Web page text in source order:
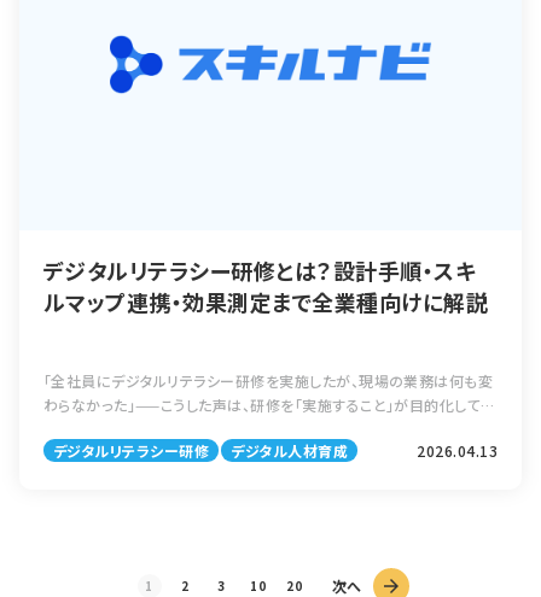
デジタルリテラシー研修とは？設計手順・スキ
ルマップ連携・効果測定まで全業種向けに解説
「全社員にデジタルリテラシー研修を実施したが、現場の業務は何も変
わらなかった」——こうした声は、研修を「実施すること」が目的化してし
揮するかどうかは、研修の […]
デジタルリテラシー研修 デジタル人材育成 2026.04.13
1 2 3 10 20 次へ